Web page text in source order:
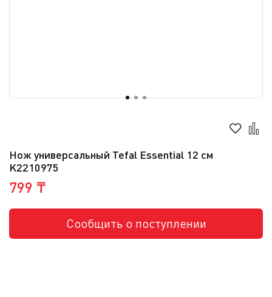
Нож универсальный Tefal Essential 12 см
K2210975
799 ₸
Сообщить о поступлении